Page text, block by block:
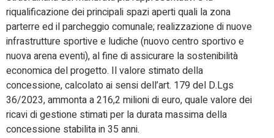
riqualificazione dei principali spazi aperti quali la zona
parterre ed il parcheggio comunale; realizzazione di nuove
infrastrutture sportive e ludiche (nuovo centro sportivo e
nuova arena eventi), al fine di assicurare la sostenibilità
economica del progetto. Il valore stimato della
concessione, calcolato ai sensi dell’art. 179 del D.Lgs
36/2023, ammonta a 216,2 milioni di euro, quale valore dei
ricavi di gestione stimati per la durata massima della
concessione stabilita in 35 anni.